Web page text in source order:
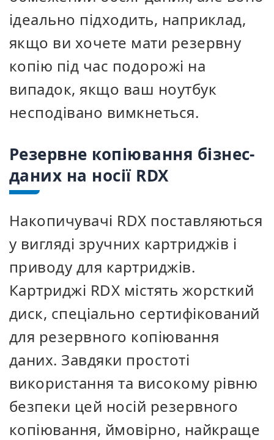
ідеально підходить, наприклад,
якщо ви хочете мати резервну
копію під час подорожі на
випадок, якщо ваш ноутбук
несподівано вимкнеться.
Резервне копіювання бізнес-
даних на носії RDX
Накопичувачі RDX поставляються
у вигляді зручних картриджів і
приводу для картриджів.
Картриджі RDX містять жорсткий
диск, спеціально сертифікований
для резервного копіювання
даних. Завдяки простоті
використання та високому рівню
безпеки цей носій резервного
копіювання, ймовірно, найкраще